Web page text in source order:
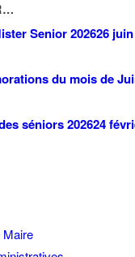
Senior 202626 juin
du mois de
séniors 202624